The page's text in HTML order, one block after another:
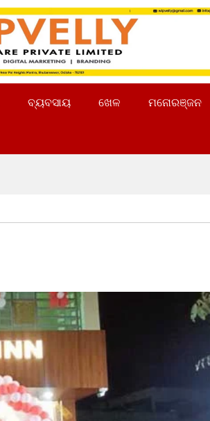
ବ୍ୟବସାୟ ଖେଳ ମନୋରଞ୍ଜନ